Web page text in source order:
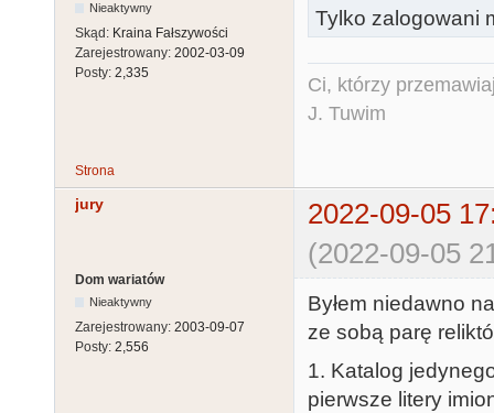
Nieaktywny
Skąd: Kraina Fałszywości
Zarejestrowany: 2002-03-09
Posty: 2,335
Tylko zalogowani
Ci, którzy
J. Tuwim
Strona
jury
2022-09-05
(2022-09-05
Dom wariatów
Nieaktywny
Zarejestrowany: 2003-09-07
Posty: 2,556
Byłem niedawno
ze sobą parę
1. Katalog
pierwsze litery